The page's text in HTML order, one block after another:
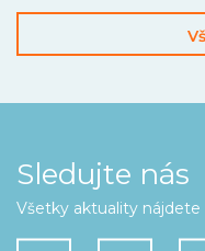
Sledujte nás
Všetky aktuality nájdete